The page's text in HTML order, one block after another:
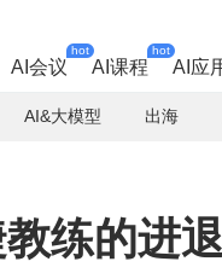
AI会议
hot
AI课程
hot
AI应
AI&大模型 出海
练的进